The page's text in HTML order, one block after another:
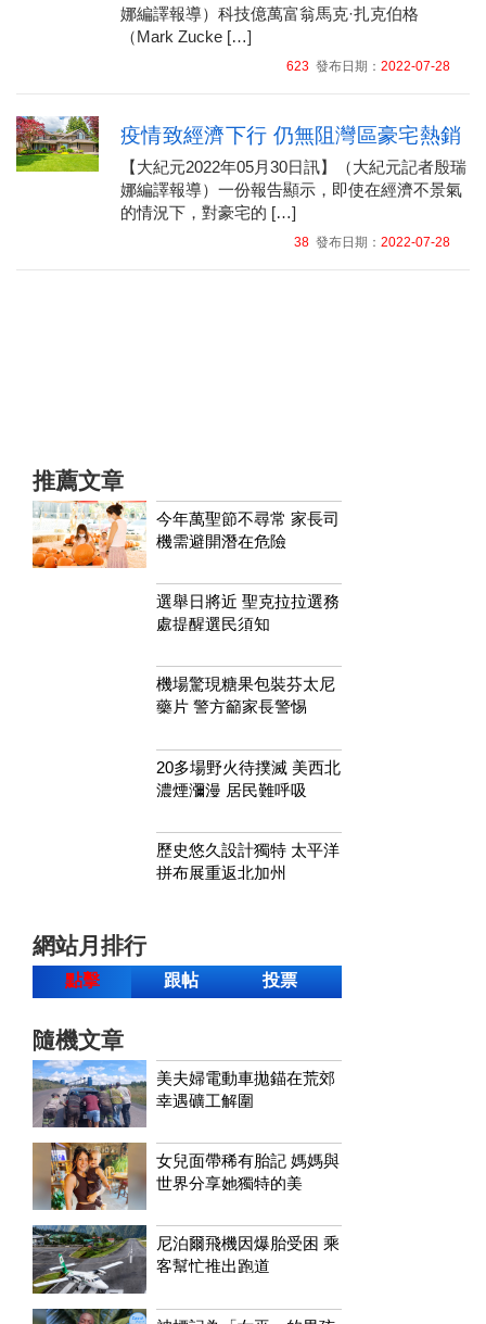
娜編譯報導）科技億萬富翁馬克·扎克伯格
（Mark Zucke […]
623發布日期： 2022-07-28
疫情致經濟下行 仍無阻灣區豪宅熱銷
【大紀元2022年05月30日訊】（大紀元記者殷瑞
娜編譯報導）一份報告顯示，即使在經濟不景氣
的情況下，對豪宅的 […]
38發布日期： 2022-07-28
推薦文章
今年萬聖節不尋常 家長司
機需避開潛在危險
選舉日將近 聖克拉拉選務
處提醒選民須知
機場驚現糖果包裝芬太尼
藥片 警方籲家長警惕
20多場野火待撲滅 美西北
濃煙瀰漫 居民難呼吸
歷史悠久設計獨特 太平洋
拼布展重返北加州
網站月排行
點擊 跟帖 投票
隨機文章
美夫婦電動車拋錨在荒郊
幸遇礦工解圍
女兒面帶稀有胎記 媽媽與
世界分享她獨特的美
尼泊爾飛機因爆胎受困 乘
客幫忙推出跑道